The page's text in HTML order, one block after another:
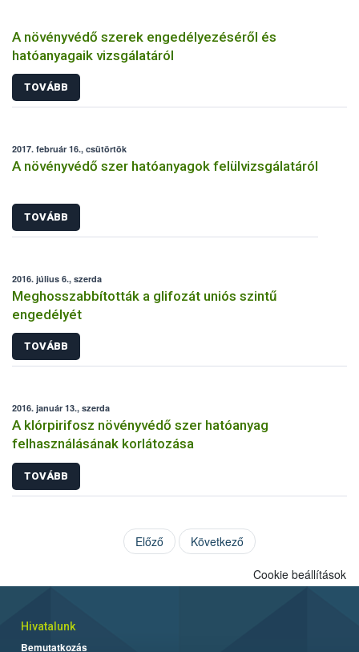
A növényvédő szerek engedélyezéséről és
hatóanyagaik vizsgálatáról
TOVÁBB
2017. február 16., csütörtök
A növényvédő szer hatóanyagok felülvizsgálatáról
TOVÁBB
2016. július 6., szerda
Meghosszabbították a glifozát uniós szintű
engedélyét
TOVÁBB
2016. január 13., szerda
A klórpirifosz növényvédő szer hatóanyag
felhasználásának korlátozása
TOVÁBB
Előző Következő
Cookie beállítások
Hivatalunk
Bemutatkozás